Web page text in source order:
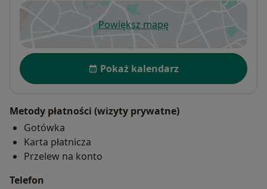
Powiększ mapęotwiera się w nowej karcie
Dostępność
Pokaż kalendarz
Metody płatności (wizyty prywatne)
Gotówka
Karta płatnicza
Przelew na konto
Telefon